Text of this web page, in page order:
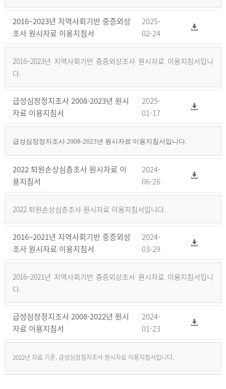
2016~2023년 지역사회기반 중증외상
조사 원시자료 이용지침서
2025-
02-24
2016~2023년 지역사회기반 중증외상조사 원시자료 이용지침서입니
다.
급성심장정지조사 2008-2023년 원시
자료 이용지침서
2025-
01-17
급성심장정지조사 2008-2023년 원시자료 이용지침서입니다.
2022 퇴원손상심층조사 원시자료 이
용지침서
2024-
06-26
2022 퇴원손상심층조사 원시자료 이용지침서입니다.
2016~2021년 지역사회기반 중증외상
조사 원시자료 이용지침서
2024-
03-29
2016~2021년 지역사회기반 중증외상조사 원시자료 이용지침서입니
다.
급성심장정지조사 2008-2022년 원시
자료 이용지침서
2024-
01-23
2022년 자료 기준, 급성심장정지조사 원시자료 이용지침서입니다.